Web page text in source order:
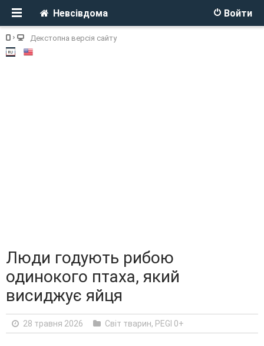
Войти
Невсівдома
Декстопна версія сайту
Люди годують рибою
одинокого птаха, який
висиджує яйця
28 травня 2026 Світ тварин, PEGI 0+